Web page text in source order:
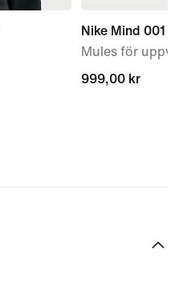
Nike Mind 001
Mules för
999,00 kr
999,00 kr